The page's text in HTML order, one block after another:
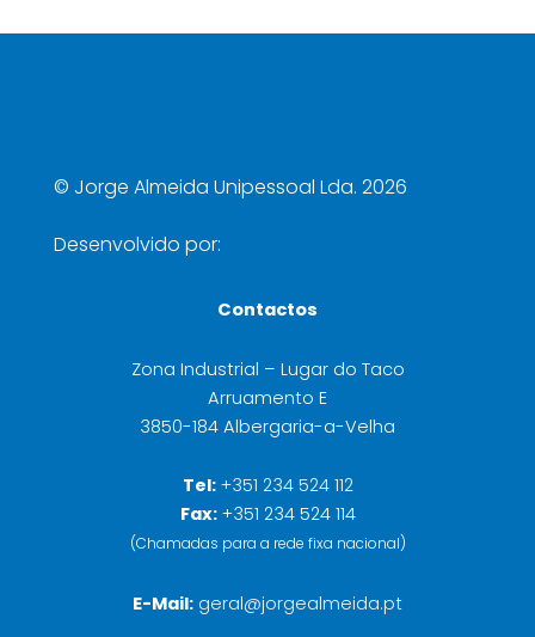
© Jorge Almeida Unipessoal Lda. 2026
Desenvolvido por:
Contactos
Zona Industrial – Lugar do Taco
Arruamento E
3850-184 Albergaria-a-Velha
Tel: +351 234 524 112
Fax:+351 234 524 114
(Chamadas para a rede fixa nacional)
E-Mail: geral@jorgealmeida.pt